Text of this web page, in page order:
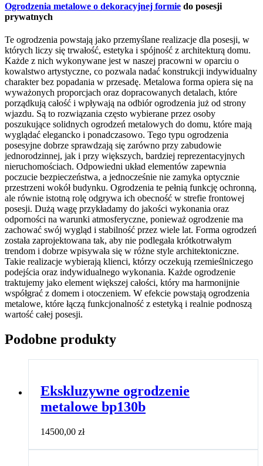
Ogrodzenia metalowe o dekoracyjnej formie do posesji
prywatnych
Te ogrodzenia powstają jako przemyślane realizacje dla posesji, w
których liczy się trwałość, estetyka i spójność z architekturą domu.
Każde z nich wykonywane jest w naszej pracowni w oparciu o
kowalstwo artystyczne, co pozwala nadać konstrukcji indywidualny
charakter bez popadania w przesadę. Metalowa forma opiera się na
wyważonych proporcjach oraz dopracowanych detalach, które
porządkują całość i wpływają na odbiór ogrodzenia już od strony
wjazdu. Są to rozwiązania często wybierane przez osoby
poszukujące solidnych ogrodzeń metalowych do domu, które mają
wyglądać elegancko i ponadczasowo. Tego typu ogrodzenia
posesyjne dobrze sprawdzają się zarówno przy zabudowie
jednorodzinnej, jak i przy większych, bardziej reprezentacyjnych
nieruchomościach. Odpowiedni układ elementów zapewnia
poczucie bezpieczeństwa, a jednocześnie nie zamyka optycznie
przestrzeni wokół budynku. Ogrodzenia te pełnią funkcję ochronną,
ale równie istotną rolę odgrywa ich obecność w strefie frontowej
posesji. Dużą wagę przykładamy do jakości wykonania oraz
odporności na warunki atmosferyczne, ponieważ ogrodzenie ma
zachować swój wygląd i stabilność przez wiele lat. Forma ogrodzeń
została zaprojektowana tak, aby nie podlegała krótkotrwałym
trendom i dobrze wpisywała się w różne style architektoniczne.
Takie realizacje wybierają klienci, którzy oczekują rzemieślniczego
podejścia oraz indywidualnego wykonania. Każde ogrodzenie
traktujemy jako element większej całości, który ma harmonijnie
współgrać z domem i otoczeniem. W efekcie powstają ogrodzenia
metalowe, które łączą funkcjonalność z estetyką i realnie podnoszą
wartość całej posesji.
Podobne produkty
Ekskluzywne ogrodzenie
metalowe bp130b
14500,00 zł